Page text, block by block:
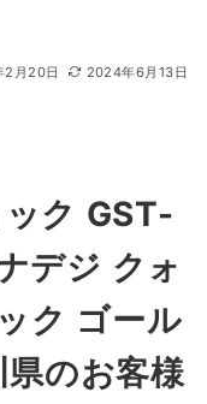
月20日 2024年6月13日
ック GST-
デジ クォ
ク ゴール
県のお客様